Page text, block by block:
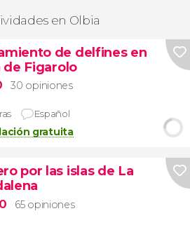
en Olbia
de delfines en
de Figarolo
30 opiniones
Español
gratuita
por las islas de La
65 opiniones